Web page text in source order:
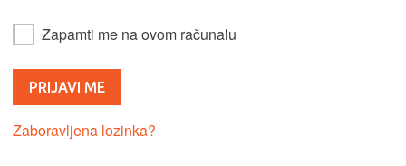
Zapamti me na ovom računalu
Zaboravljena lozinka?